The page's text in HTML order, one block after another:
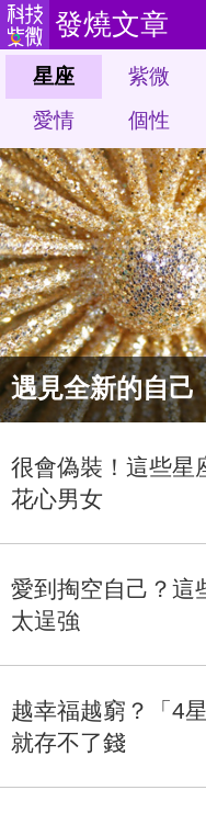
發燒文章
星座 紫微
愛情
個性
遇見全新的自己
很會偽裝！這些星
花心男女
愛到掏空自己？這
太逞強
越幸福越窮？「4
就存不了錢